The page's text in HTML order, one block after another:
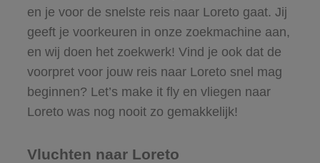
en je voor de snelste reis naar Loreto gaat. Jij
geeft je voorkeuren in onze zoekmachine aan,
en wij doen het zoekwerk! Vind je ook dat de
voorpret voor jouw reis naar Loreto snel mag
beginnen? Let’s make it fly en vliegen naar
Loreto was nog nooit zo gemakkelijk!
Vluchten naar Loreto